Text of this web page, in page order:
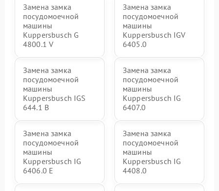
Замена замка
посудомоечной
машины
Kuppersbusch G
4800.1 V
Замена замка
посудомоечной
машины
Kuppersbusch IGV
6405.0
Замена замка
посудомоечной
машины
Kuppersbusch IGS
644.1 B
Замена замка
посудомоечной
машины
Kuppersbusch IG
6407.0
Замена замка
посудомоечной
машины
Kuppersbusch IG
6406.0 E
Замена замка
посудомоечной
машины
Kuppersbusch IG
4408.0